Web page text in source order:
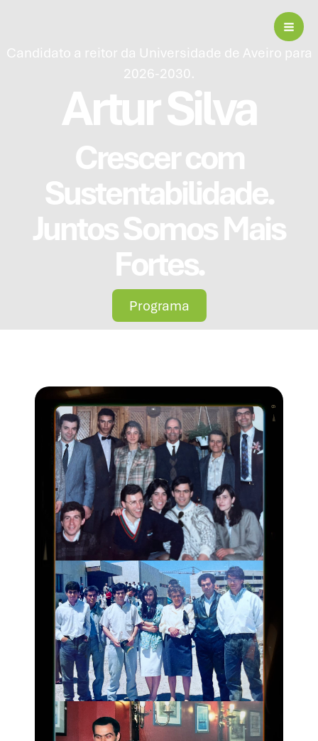
content
Candidato a reitor da Universidade de Aveiro para
2026-2030.
Artur Silva
Crescer com
Sustentabilidade.
Juntos Somos Mais
Fortes.
Programa